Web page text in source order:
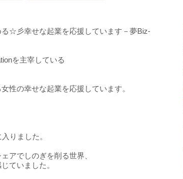
☆彡幸せな起業を応援しています－夢Biz-
を主宰している
性の幸せな起業を応援しています。
りました。
アでしのぎを削る世界、
ていました。